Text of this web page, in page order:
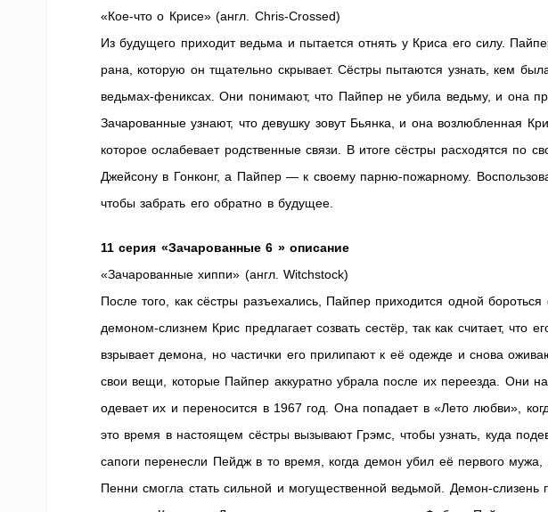
«Кое-что о Крисе» (англ. Chris-Crossed)
Из будущего приходит ведьма и пытается отнять у Криса его силу.
рана, которую он тщательно скрывает. Сёстры пытаются узнать, кем
ведьмах-фениксах. Они понимают, что Пайпер не убила ведьму, и она
Зачарованные узнают, что девушку зовут Бьянка, и она возлюбленная
которое ослабевает родственные связи. В итоге сёстры расходятся
Джейсону в Гонконг, а Пайпер — к своему парню-пожарному.
чтобы забрать его обратно в будущее.
11 серия «Зачарованные 6 » описание
«Зачарованные хиппи» (англ. Witchstock)
После того, как сёстры разъехались, Пайпер приходится одной
демоном-слизнем Крис предлагает созвать сестёр, так как считает, что
взрывает демона, но частички его прилипают к её одежде и снова
свои вещи, которые Пайпер аккуратно убрала после их переезда. Они
одевает их и переносится в 1967 год. Она попадает в «Лето любви»,
это время в настоящем сёстры вызывают Грэмс, чтобы узнать, куда
сапоги перенесли Пейдж в то время, когда демон убил её первого
Пенни смогла стать сильной и могущественной ведьмой. Демон-